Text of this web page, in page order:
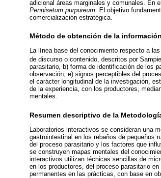
adicional áreas marginales y comunales. En
Pennisetum purpureum.
El objetivo
comercialización estratégica.
Método de obtención de la información
La línea base del conocimiento respecto a
de discurso o contenido, descritos por
parasitario, b) forma de identificación de los
observación, e) signos perceptibles del
el carácter longitudinal de la investigación,
de la experiencia, con los productores,
mentales.
Resumen descriptivo de la
Laboratorios interactivos se consideran una
gastrointestinal en los rebaños de pequeños
del proceso parasitario y los factores que
se construyen mapas mentales del
interactivos utilizan técnicas sencillas de
en los productores, del proceso parasitario
permanentes en las prácticas, con base en